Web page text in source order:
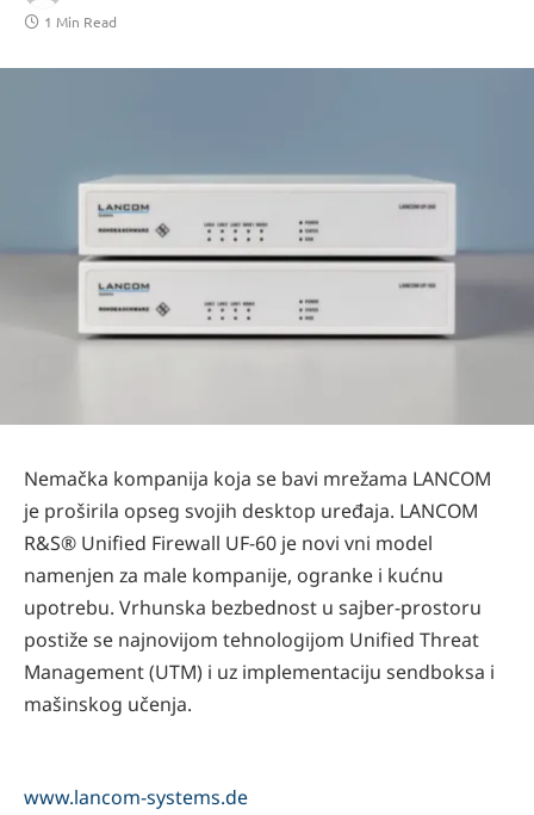
1 Min Read
Nemačka kompanija koja se bavi mrežama LANCOM
je proširila opseg svojih desktop uređaja. LANCOM
R&S® Unified Firewall UF-60 je novi vni model
namenjen za male kompanije, ogranke i kućnu
upotrebu. Vrhunska bezbednost u sajber-prostoru
postiže se najnovijom tehnologijom Unified Threat
Management (UTM) i uz implementaciju sendboksa i
mašinskog učenja.
www.lancom-systems.de